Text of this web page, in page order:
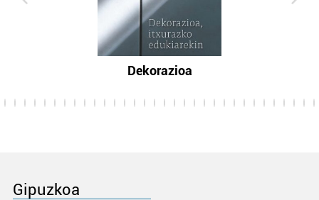
Dekorazioa
Gipuzkoa